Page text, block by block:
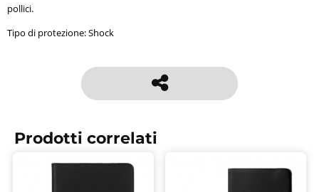
pollici.
Tipo di protezione: Shock
Prodotti correlati